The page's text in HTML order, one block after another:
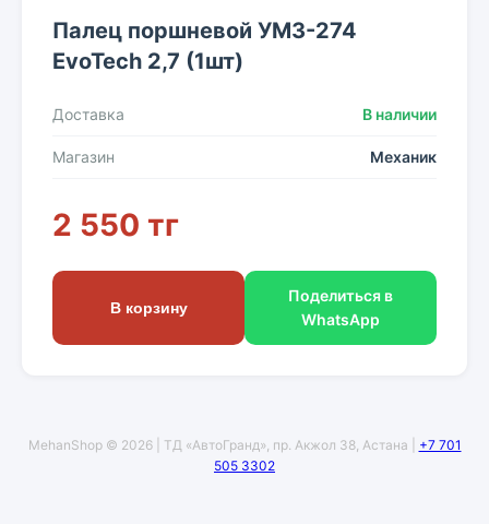
Палец поршневой УМЗ-274
ЕvoTech 2,7 (1шт)
Доставка В наличии
Магазин Механик
2 550 тг
В корзину
Поделиться в
WhatsApp
MehanShop © 2026 | ТД «АвтоГранд», пр. Акжол 38, Астана | +7 701
505 3302